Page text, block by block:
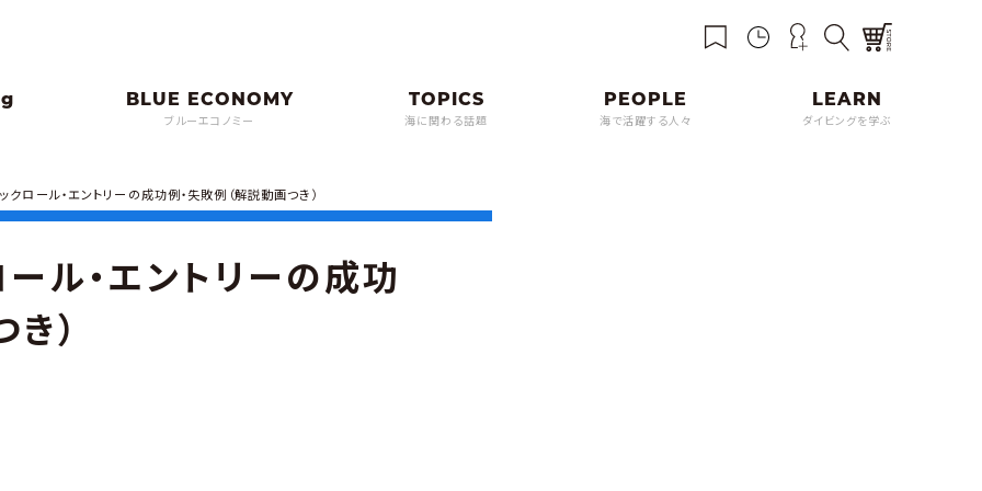
ブルーエコノミー 海に関わる話題 海で活躍する人々 ダイビングを学ぶ
クロール・エントリーの成功例・失敗例（解説動画つき）
ル・エントリーの成功
）